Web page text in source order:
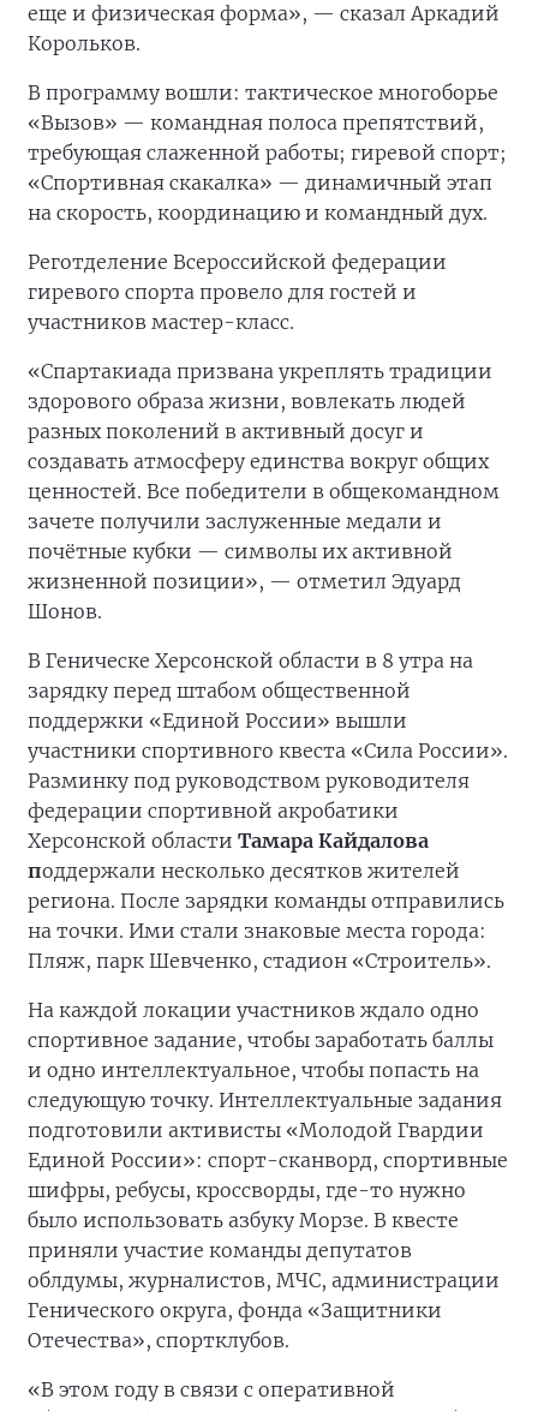
еще и физическая форма», — сказал Аркадий
Корольков.
В программу вошли: тактическое многоборье
«Вызов» — командная полоса препятствий,
требующая слаженной работы; гиревой спорт;
«Спортивная скакалка» — динамичный этап
на скорость, координацию и командный дух.
Реготделение Всероссийской федерации
гиревого спорта провело для гостей и
участников мастер-класс.
«Спартакиада призвана укреплять традиции
здорового образа жизни, вовлекать людей
разных поколений в активный досуг и
создавать атмосферу единства вокруг общих
ценностей. Все победители в общекомандном
зачете получили заслуженные медали и
почётные кубки — символы их активной
жизненной позиции», — отметил Эдуард
Шонов.
В Геническе Херсонской области в 8 утра на
зарядку перед штабом общественной
поддержки «Единой России» вышли
участники спортивного квеста «Сила России».
Разминку под руководством руководителя
федерации спортивной акробатики
Херсонской области Тамара Кайдалова
поддержали несколько десятков жителей
региона. После зарядки команды отправились
на точки. Ими стали знаковые места города:
Пляж, парк Шевченко, стадион «Строитель».
На каждой локации участников ждало одно
спортивное задание, чтобы заработать баллы
и одно интеллектуальное, чтобы попасть на
следующую точку. Интеллектуальные задания
подготовили активисты «Молодой Гвардии
Единой России»: спорт-сканворд, спортивные
шифры, ребусы, кроссворды, где-то нужно
было использовать азбуку Морзе. В квесте
приняли участие команды депутатов
облдумы, журналистов, МЧС, администрации
Генического округа, фонда «Защитники
Отечества», спортклубов.
«В этом году в связи с оперативной